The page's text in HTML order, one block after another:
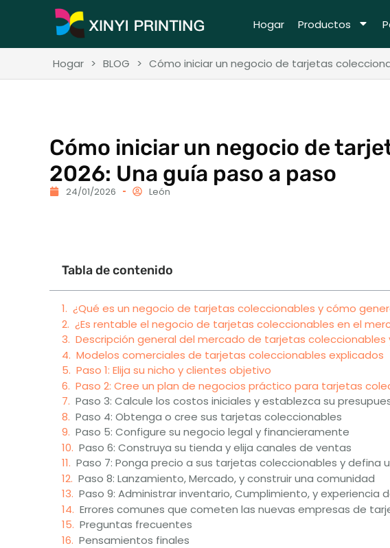
Hogar Productos
Hogar > BLOG > Cómo iniciar un negocio de tarjetas
Cómo iniciar un negocio de
2026: Una guía paso a paso
24/01/2026 León
Tabla de contenido
¿Qué es un negocio de tarjetas coleccionables y cómo
¿Es rentable el negocio de tarjetas coleccionables en el
Descripción general del mercado de tarjetas
Modelos comerciales de tarjetas coleccionables explicados
Paso 1: Elija su nicho y clientes objetivo
Paso 2: Cree un plan de negocios práctico para tarjetas
Paso 3: Calcule los costos iniciales y establezca su
Paso 4: Obtenga o cree sus tarjetas coleccionables
Paso 5: Configure su negocio legal y financieramente
Paso 6: Construya su tienda y elija canales de ventas
Paso 7: Ponga precio a sus tarjetas coleccionables y defina
Paso 8: Lanzamiento, Mercado, y construir una comunidad
Paso 9: Administrar inventario, Cumplimiento, y experiencia
Errores comunes que cometen las nuevas empresas de
Preguntas frecuentes
Pensamientos finales